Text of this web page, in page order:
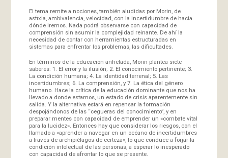
El tema remite a nociones, también aludidas por Morin, de
asfixia, ambivalencia, velocidad, con la incertidumbre de hacia
dónde iremos. Nada podrá observarse con capacidad de
comprensión sin asumir la complejidad reinante. De ahí la
necesidad de contar con herramientas estructuradas en
sistemas para enfrentar los problemas, las dificultades.
En términos de la educación anhelada, Morin plantea siete
saberes: 1. El error y la ilusión; 2. El conocimiento pertinente; 3.
La condición humana; 4. La identidad terrenal; 5. Las
incertidumbres; 6. La comprensión, y 7. La ética del género
humano. Hace la crítica de la educación dominante que nos ha
llevado a donde estamos, un estado de crisis aparentemente sin
salida. Y la alternativa estará en repensar la formación
despojándonos de las “cegueras del conocimiento”, y en
preparar mentes con capacidad de emprender un «combate vital
para la lucidez». Entonces hay que considerar los riesgos, con el
llamado a «aprender a navegar en un océano de incertidumbres
a través de archipiélagos de certeza», lo que conduce a forjar la
condición intelectual de las personas, a esperar lo inesperado
con capacidad de afrontar lo que se presente.